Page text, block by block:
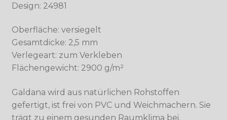
Design: 24981
Oberfläche: versiegelt
Gesamtdicke: 2,5 mm
Verlegeart: zum Verkleben
Flächengewicht: 2900 g/m²
Galdana wird aus natürlichen Rohstoffen
gefertigt, ist frei von PVC und Weichmachern. Sie
trägt zu einem gesunden Raumklima bei.